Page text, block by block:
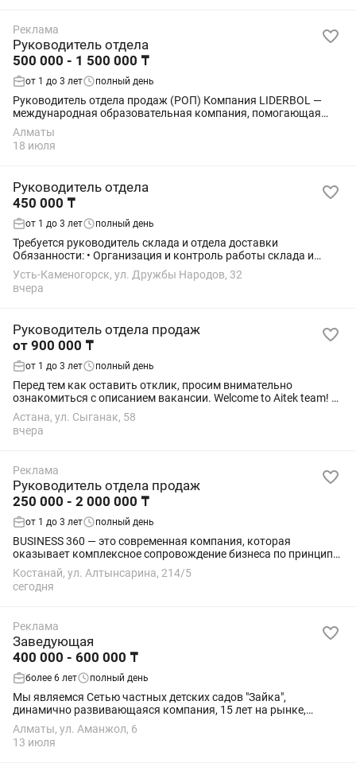
Реклама
Руководитель отдела
500 000 - 1 500 000 ₸
от 1 до 3 лет полный день
Руководитель отдела продаж (РОП) Компания LIDERBOL —
международная образовательная компания, помогающая
студентам поступать в университеты Турции. Мы ищем
сильного, опытного Руководителя отдела...
Алматы
18 июля
Руководитель отдела
450 000 ₸
от 1 до 3 лет полный день
Требуется руководитель склада и отдела доставки
Обязанности: • Организация и контроль работы склада и
отдела доставки. • Контроль движения всех отправлений на
складе. • Контроль работы курьеров и...
Усть-Каменогорск, ул. Дружбы Народов, 32
вчера
Руководитель отдела продаж
от 900 000 ₸
от 1 до 3 лет полный день
Перед тем как оставить отклик, просим внимательно
ознакомиться с описанием вакансии. Welcome to Aitek team! В
компанию по продаже бронированных телевизоров требуется
сильный Руководитель отдела...
Астана, ул. Сыганак, 58
вчера
Реклама
Руководитель отдела продаж
250 000 - 2 000 000 ₸
от 1 до 3 лет полный день
BUSINESS 360 — это современная компания, которая
оказывает комплексное сопровождение бизнеса по принципу
«одного окна». Мы объединяем в одном месте: юридические
услуги; бухгалтерское...
Костанай, ул. Алтынсарина, 214/5
сегодня
Реклама
Заведующая
400 000 - 600 000 ₸
более 6 лет полный день
Мы являемся Сетью частных детских садов "Зайка",
динамично развивающаяся компания, 15 лет на рынке,
хорошая репутация.Нам в команду требуется Заведующая
Ответственная, добрая, активная женщина с...
Алматы, ул. Аманжол, 6
13 июля